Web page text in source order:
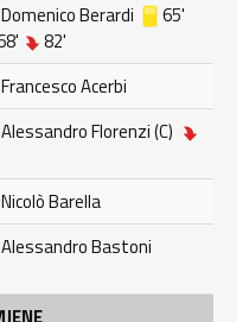
Berardi
65'
82'
Acerbi
Florenzi (C)
Barella
Alessandro Bastoni